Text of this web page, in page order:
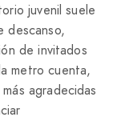
juvenil suele
descanso,
de invitados
metro cuenta,
agradecidas